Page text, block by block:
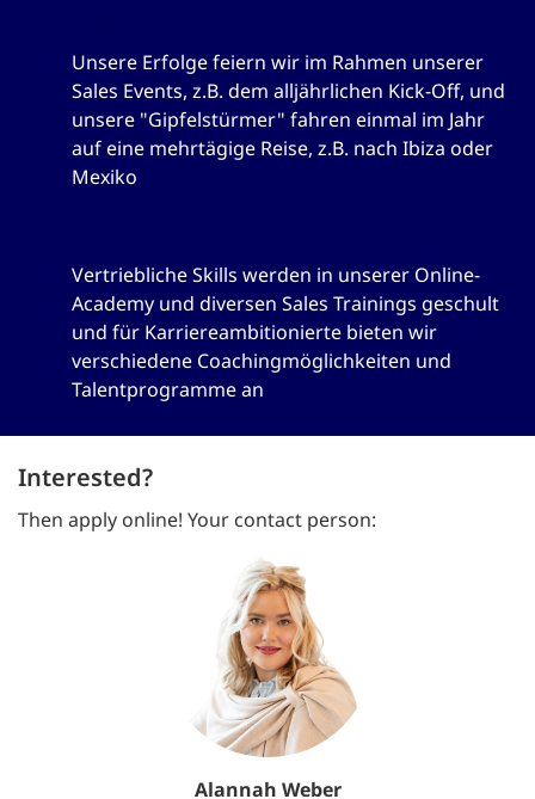
Unsere Erfolge feiern wir im Rahmen unserer
Sales Events, z.B. dem alljährlichen Kick-Off, und
unsere "Gipfelstürmer" fahren einmal im Jahr
auf eine mehrtägige Reise, z.B. nach Ibiza oder
Mexiko
Vertriebliche Skills werden in unserer Online-
Academy und diversen Sales Trainings geschult
und für Karriereambitionierte bieten wir
verschiedene Coachingmöglichkeiten und
Talentprogramme an
Interested?
Then apply online! Your contact person:
Alannah Weber